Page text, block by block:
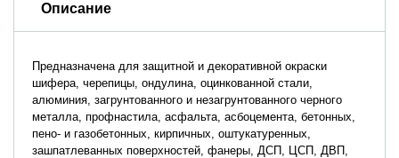
Описание
Предназначена для защитной и декоративной окраски
шифера, черепицы, ондулина, оцинкованной стали,
алюминия, загрунтованного и незагрунтованного черного
металла, профнастила, асфальта, асбоцемента, бетонных,
пено- и газобетонных, кирпичных, оштукатуренных,
зашпатлеванных поверхностей, фанеры, ДСП, ЦСП, ДВП,